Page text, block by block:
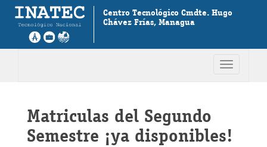
Centro Tecnológico Cmdte. Hugo
Chávez Frías, Managua
Toggle
Matriculas del Segundo
Semestre ¡ya disponibles!